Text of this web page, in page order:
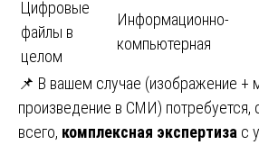
Цифровые
файлы в
целом
Информационно-
компьютерная
📌 В вашем случае (изображение +
произведение в СМИ) потребуется,
всего, комплексная экспертиза с